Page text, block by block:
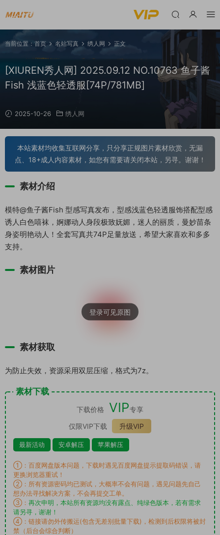
当前位置： 首页 名站写真 绣人网 正文
[XIUREN秀人网] 2025.09.12 NO.10763 鱼子酱
Fish 浅蓝色轻透服[74P/781MB]
2025-10-26 绣人网
本站素材均收集互联网分享，只分享正规图片素材欣赏，无漏
点、18+成人内容素材，如您有需要请关闭本站，另寻。谢谢！
素材介绍
模特@鱼子酱Fish 型感写真发布，型感浅蓝色轻透服饰搭配型感
诱人白色嘻袜，婀娜动人身段极致妩媚，迷人的丽质，曼妙苗条
身姿明艳动人！全套写真共74P足量放送，希望大家喜欢和多多
支持。
素材图片
素材获取
为防止失效，资源采用双层压缩，格式为7z。
素材下载
下载价格 VIP专享
仅限VIP下载
升级VIP
最新活动 安卓解压 苹果解压
①：百度网盘版本问题，下载时遇见百度网盘提示提取码错误，请
更换浏览器重试！
②：所有资源密码均已测试，大概率不会有问题，遇见问题先自己
想办法寻找解决方案，不会再提交工单。
③： 再次申明，本站所有资源均没有露点、纯绿色版本，若有需求
请另寻，谢谢！
④：链接请勿外传搬运(包含无差别批量下载)，检测到后权限将被封
禁（后台会综合判断）